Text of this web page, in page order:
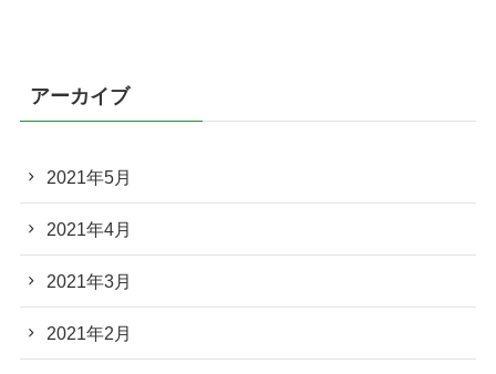
アーカイブ
2021年5月
2021年4月
2021年3月
2021年2月